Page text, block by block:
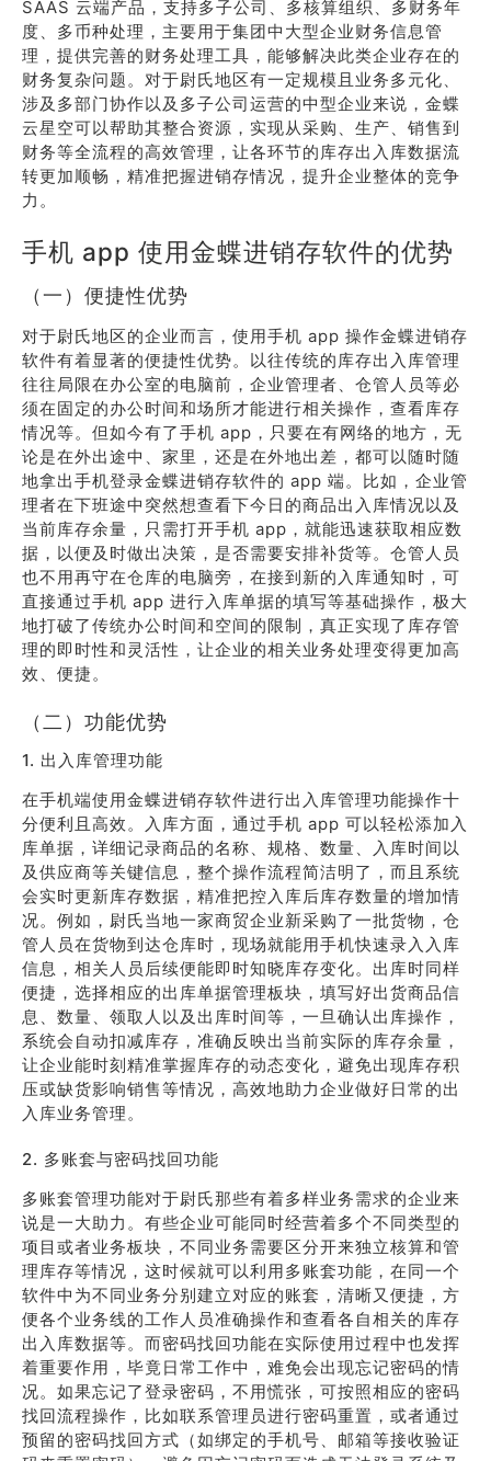
SAAS 云端产品，支持多子公司、多核算组织、多财务年
度、多币种处理，主要用于集团中大型企业财务信息管
理，提供完善的财务处理工具，能够解决此类企业存在的
财务复杂问题。对于尉氏地区有一定规模且业务多元化、
涉及多部门协作以及多子公司运营的中型企业来说，金蝶
云星空可以帮助其整合资源，实现从采购、生产、销售到
财务等全流程的高效管理，让各环节的库存出入库数据流
转更加顺畅，精准把握进销存情况，提升企业整体的竞争
力。
手机 app 使用金蝶进销存软件的优势
（一）便捷性优势
对于尉氏地区的企业而言，使用手机 app 操作金蝶进销存
软件有着显著的便捷性优势。以往传统的库存出入库管理
往往局限在办公室的电脑前，企业管理者、仓管人员等必
须在固定的办公时间和场所才能进行相关操作，查看库存
情况等。但如今有了手机 app，只要在有网络的地方，无
论是在外出途中、家里，还是在外地出差，都可以随时随
地拿出手机登录金蝶进销存软件的 app 端。比如，企业管
理者在下班途中突然想查看下今日的商品出入库情况以及
当前库存余量，只需打开手机 app，就能迅速获取相应数
据，以便及时做出决策，是否需要安排补货等。仓管人员
也不用再守在仓库的电脑旁，在接到新的入库通知时，可
直接通过手机 app 进行入库单据的填写等基础操作，极大
地打破了传统办公时间和空间的限制，真正实现了库存管
理的即时性和灵活性，让企业的相关业务处理变得更加高
效、便捷。
（二）功能优势
1. 出入库管理功能
在手机端使用金蝶进销存软件进行出入库管理功能操作十
分便利且高效。入库方面，通过手机 app 可以轻松添加入
库单据，详细记录商品的名称、规格、数量、入库时间以
及供应商等关键信息，整个操作流程简洁明了，而且系统
会实时更新库存数据，精准把控入库后库存数量的增加情
况。例如，尉氏当地一家商贸企业新采购了一批货物，仓
管人员在货物到达仓库时，现场就能用手机快速录入入库
信息，相关人员后续便能即时知晓库存变化。出库时同样
便捷，选择相应的出库单据管理板块，填写好出货商品信
息、数量、领取人以及出库时间等，一旦确认出库操作，
系统会自动扣减库存，准确反映出当前实际的库存余量，
让企业能时刻精准掌握库存的动态变化，避免出现库存积
压或缺货影响销售等情况，高效地助力企业做好日常的出
入库业务管理。
2. 多账套与密码找回功能
多账套管理功能对于尉氏那些有着多样业务需求的企业来
说是一大助力。有些企业可能同时经营着多个不同类型的
项目或者业务板块，不同业务需要区分开来独立核算和管
理库存等情况，这时候就可以利用多账套功能，在同一个
软件中为不同业务分别建立对应的账套，清晰又便捷，方
便各个业务线的工作人员准确操作和查看各自相关的库存
出入库数据等。而密码找回功能在实际使用过程中也发挥
着重要作用，毕竟日常工作中，难免会出现忘记密码的情
况。如果忘记了登录密码，不用慌张，可按照相应的密码
找回流程操作，比如联系管理员进行密码重置，或者通过
预留的密码找回方式（如绑定的手机号、邮箱等接收验证